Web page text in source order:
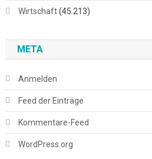
Wirtschaft(45.213)
META
Anmelden
Feed der Einträge
Kommentare-Feed
WordPress.org